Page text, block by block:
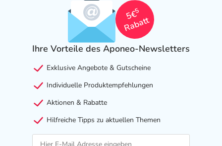
5€
5
Rabatt
Ihre Vorteile des Aponeo-Newsletters
Exklusive Angebote & Gutscheine
Individuelle Produktempfehlungen
Aktionen & Rabatte
Hilfreiche Tipps zu aktuellen Themen